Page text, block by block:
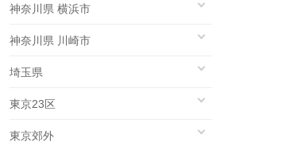
神奈川県 横浜市
神奈川県 川崎市
埼玉県
東京23区
東京郊外